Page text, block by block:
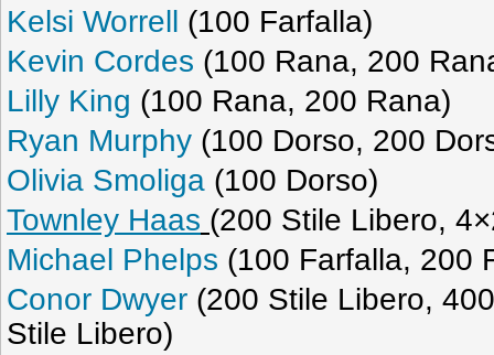
Kelsi Worrell (100 Farfalla)
Kevin Cordes (100 Rana, 200
Lilly King (100 Rana, 200 Rana)
Ryan Murphy (100 Dorso, 200
Olivia Smoliga (100 Dorso)
Townley Haas (200 Stile Libero,
Michael Phelps (100 Farfalla, 200
Conor Dwyer (200 Stile Libero,
Stile Libero)